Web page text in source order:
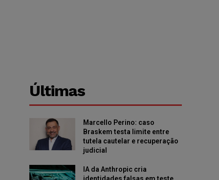
Últimas
Marcello Perino: caso
Braskem testa limite entre
tutela cautelar e recuperação
judicial
IA da Anthropic cria